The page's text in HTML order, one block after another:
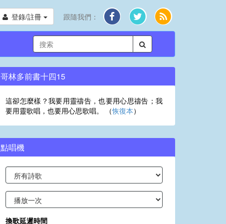
登錄/註冊 跟隨我們：
哥林多前書十四15
這卻怎麼樣？我要用靈禱告，也要用心思禱告；我
要用靈歌唱，也要用心思歌唱。 （恢復本）
點唱機
換歌延遲時間